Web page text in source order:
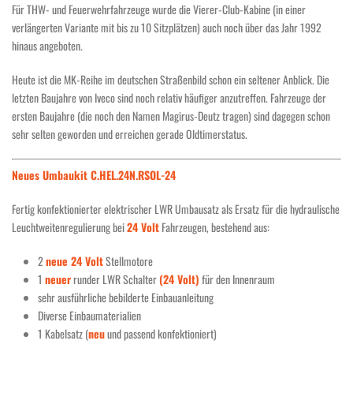
Für THW- und Feuerwehrfahrzeuge wurde die Vierer-Club-Kabine (in einer
verlängerten Variante mit bis zu 10 Sitzplätzen) auch noch über das Jahr 1992
hinaus angeboten.
Heute ist die MK-Reihe im deutschen Straßenbild schon ein seltener Anblick. Die
letzten Baujahre von Iveco sind noch relativ häufiger anzutreffen. Fahrzeuge der
ersten Baujahre (die noch den Namen Magirus-Deutz tragen) sind dagegen schon
sehr selten geworden und erreichen gerade Oldtimerstatus.
Neues Umbaukit C.HEL.24N.RSOL-24
Fertig konfektionierter elektrischer LWR Umbausatz als Ersatz für die hydraulische
Leuchtweitenregulierung bei24 VoltFahrzeugen, bestehend aus:
2neue 24 VoltStellmotore
1 neuerrunder LWR Schalter(24 Volt)für den Innenraum
sehr ausführliche bebilderte Einbauanleitung
Diverse Einbaumaterialien
1 Kabelsatz (neuund passend konfektioniert)